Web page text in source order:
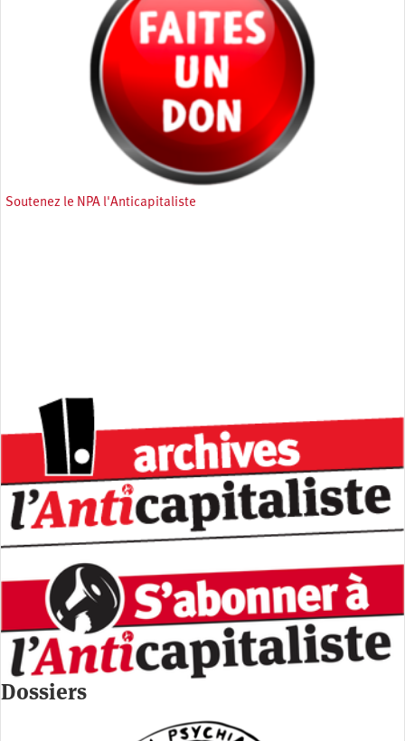
Soutenez le NPA l'Anticapitaliste
Dossiers